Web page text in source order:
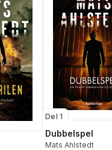
Del 1
Dubbelspel
Mats Ahlstedt